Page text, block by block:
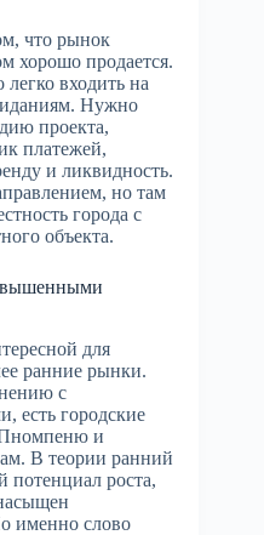
что рынок
хорошо продается.
входить на
Нужно
проекта,
платежей,
и ликвидность.
но там
города с
объекта.
для
ранние рынки.
с
есть городские
Пномпеню и
В теории ранний
потенциал роста,
именно слово